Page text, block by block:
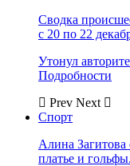
Сводка
с 20 по 22
Утонул
Подробности
Prev Next
Спорт
Алина
платье и